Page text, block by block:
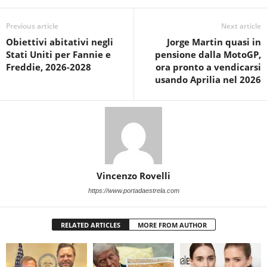
Previous article
Obiettivi abitativi negli
Stati Uniti per Fannie e
Freddie, 2026-2028
Next article
Jorge Martin quasi in
pensione dalla MotoGP,
ora pronto a vendicarsi
usando Aprilia nel 2026
Vincenzo Rovelli
https://www.portadaestrela.com
RELATED ARTICLES MORE FROM AUTHOR